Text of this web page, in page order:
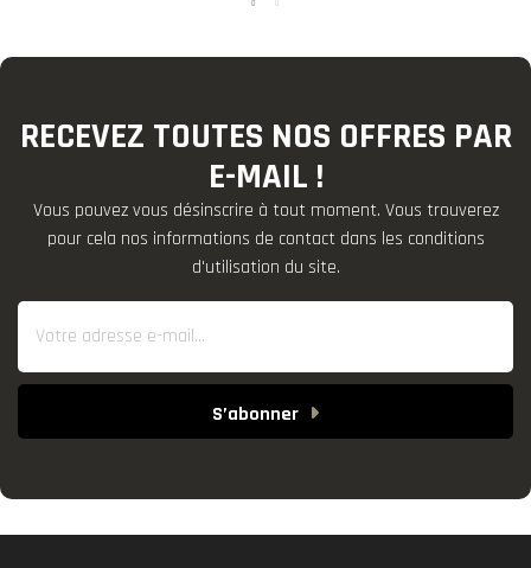
RECEVEZ TOUTES NOS OFFRES PAR
E-MAIL !
Vous pouvez vous désinscrire à tout moment. Vous trouverez
pour cela nos informations de contact dans les conditions
d'utilisation du site.
S’abonner